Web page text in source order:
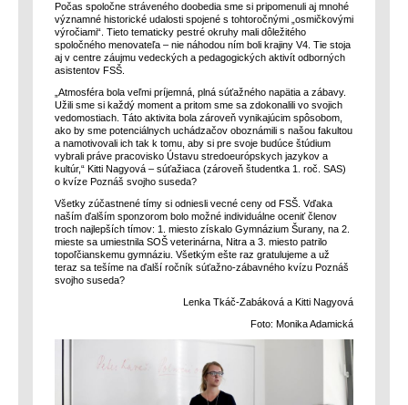
Počas spoločne stráveného doobedia sme si pripomenuli aj mnohé
významné historické udalosti spojené s tohtoročnými „osmičkovými
výročiami“. Tieto tematicky pestré okruhy mali dôležitého
spoločného menovateľa – nie náhodou ním boli krajiny V4. Tie stoja
aj v centre záujmu vedeckých a pedagogických aktivít odborných
asistentov FSŠ.
„Atmosféra bola veľmi príjemná, plná súťažného napätia a zábavy.
Užili sme si každý moment a pritom sme sa zdokonalili vo svojich
vedomostiach. Táto aktivita bola zároveň vynikajúcim spôsobom,
ako by sme potenciálnych uchádzačov oboznámili s našou fakultou
a namotivovali ich tak k tomu, aby si pre svoje budúce štúdium
vybrali práve pracovisko Ústavu stredoeurópskych jazykov a
kultúr,“ Kitti Nagyová – súťažiaca (zároveň študentka 1. roč. SAS)
o kvíze Poznáš svojho suseda?
Všetky zúčastnené tímy si odniesli vecné ceny od FSŠ. Vďaka
naším ďalším sponzorom bolo možné individuálne oceniť členov
troch najlepších tímov: 1. miesto získalo Gymnázium Šurany, na 2.
mieste sa umiestnila SOŠ veterinárna, Nitra a 3. miesto patrilo
topoľčianskemu gymnáziu. Všetkým ešte raz gratulujeme a už
teraz sa tešíme na ďalší ročník súťažno-zábavného kvízu Poznáš
svojho suseda?
Lenka Tkáč-Zabáková a Kitti Nagyová
Foto: Monika Adamická